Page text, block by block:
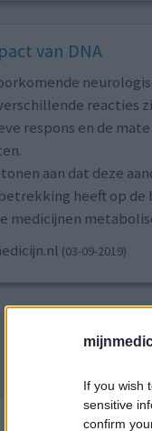
If you wish
sensitive
confirm
van DNA
reacties
respons en de
aan dat deze
heeft op
medicijnen
(03-09-2019)